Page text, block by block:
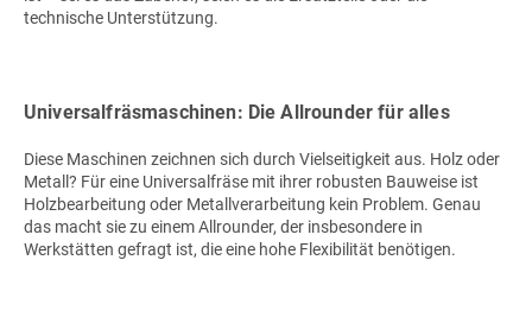
technische Unterstützung.
Universalfräsmaschinen: Die Allrounder für alles
Diese Maschinen zeichnen sich durch Vielseitigkeit aus. Holz oder
Metall? Für eine Universalfräse mit ihrer robusten Bauweise ist
Holzbearbeitung oder Metallverarbeitung kein Problem. Genau
das macht sie zu einem Allrounder, der insbesondere in
Werkstätten gefragt ist, die eine hohe Flexibilität benötigen.